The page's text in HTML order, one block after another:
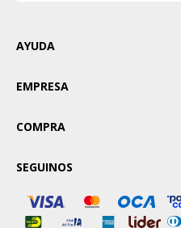
AYUDA
EMPRESA
COMPRA
SEGUINOS